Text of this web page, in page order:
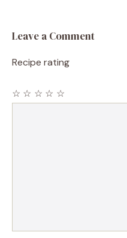
Leave a Comment
Recipe rating
☆
☆
☆
☆
☆